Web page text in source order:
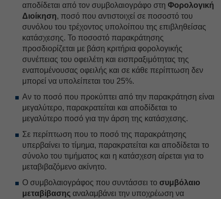
αποδίδεται από τον συμβολαιογράφο στη Φορολογική
Διοίκηση, ποσό που αντιστοιχεί σε ποσοστό του
συνόλου του τρέχοντος υπολοίπου της επιβληθείσας
κατάσχεσης. Το ποσοστό παρακράτησης
προσδιορίζεται με βάση κριτήρια φορολογικής
συνέπειας του οφειλέτη και εισπραξιμότητας της
εναπομένουσας οφειλής και σε κάθε περίπτωση δεν
μπορεί να υπολείπεται του 25%.
Αν το ποσό που προκύπτει από την παρακράτηση είναι
μεγαλύτερο, παρακρατείται και αποδίδεται το
μεγαλύτερο ποσό για την άρση της κατάσχεσης.
Σε περίπτωση που το ποσό της παρακράτησης
υπερβαίνει το τίμημα, παρακρατείται και αποδίδεται το
σύνολο του τιμήματος και η κατάσχεση αίρεται για το
μεταβιβαζόμενο ακίνητο.
Ο συμβολαιογράφος που συντάσσει το συμβόλαιο
μεταβίβασης αναλαμβάνει την υποχρέωση να